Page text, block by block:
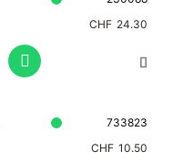
CHF 24.30
733823
CHF 10.50